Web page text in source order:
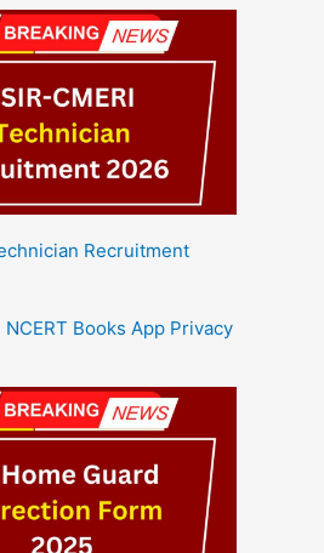
Recruitment
NCERT Books App Privacy